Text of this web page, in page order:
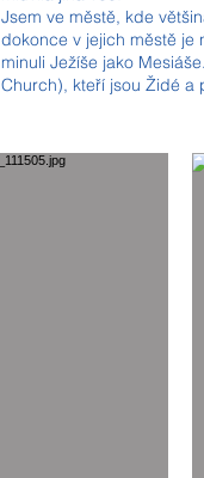
Jsem ve městě, kde
dokonce v jejich městě je
minuli Ježíše jako
Church), kteří jsou Židé a